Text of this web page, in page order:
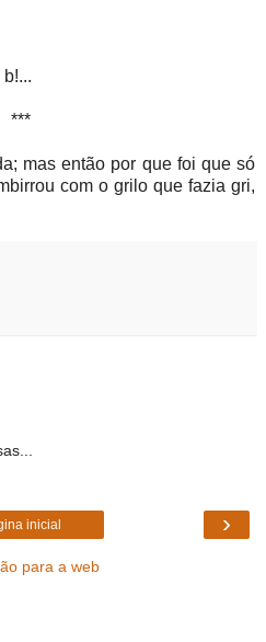
***
mas então por que foi que só
com o grilo que fazia gri,
›
inicial
para a web